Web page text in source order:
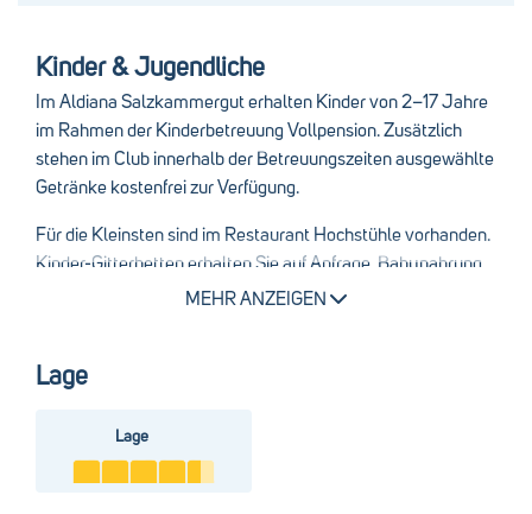
Kinder & Jugendliche
Im Aldiana Salzkammergut erhalten Kinder von 2–17 Jahre
im Rahmen der Kinderbetreuung Vollpension. Zusätzlich
stehen im Club innerhalb der Betreuungszeiten ausgewählte
Getränke kostenfrei zur Verfügung.
Für die Kleinsten sind im Restaurant Hochstühle vorhanden.
Kinder-Gitterbetten erhalten Sie auf Anfrage. Babynahrung
und Windeln können Sie gegen eine Gebühr beantragen und
Hocker und Töpfchen können an der Rezeption angefragt
gegen Gebühr zur Verfügung.
die "Kleine Welt" ab.
MEHR ANZEIGEN
Lage
Lage